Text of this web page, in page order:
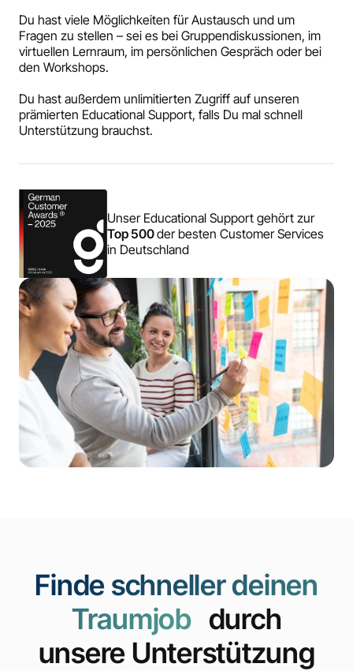
Du hast viele Möglichkeiten für Austausch und um
Fragen zu stellen – sei es bei Gruppendiskussionen, im
virtuellen Lernraum, im persönlichen Gespräch oder bei
den Workshops.
Du hast außerdem unlimitierten Zugriff auf unseren
prämierten Educational Support, falls Du mal schnell
Unterstützung brauchst.
Unser Educational Support gehört zur
Top 500der besten Customer Services
in Deutschland
Finde schneller deinen
Traumjobdurch
unsere Unterstützung